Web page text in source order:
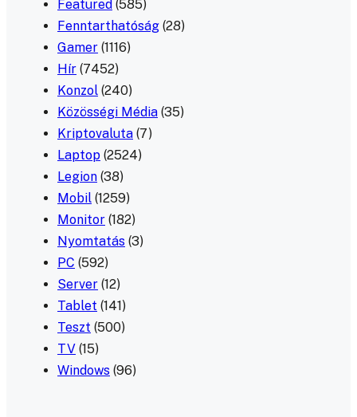
Featured (585)
Fenntarthatóság (28)
Gamer (1116)
Hír (7452)
Konzol (240)
Közösségi Média (35)
Kriptovaluta (7)
Laptop (2524)
Legion (38)
Mobil (1259)
Monitor (182)
Nyomtatás (3)
PC (592)
Server (12)
Tablet (141)
Teszt (500)
TV (15)
Windows (96)